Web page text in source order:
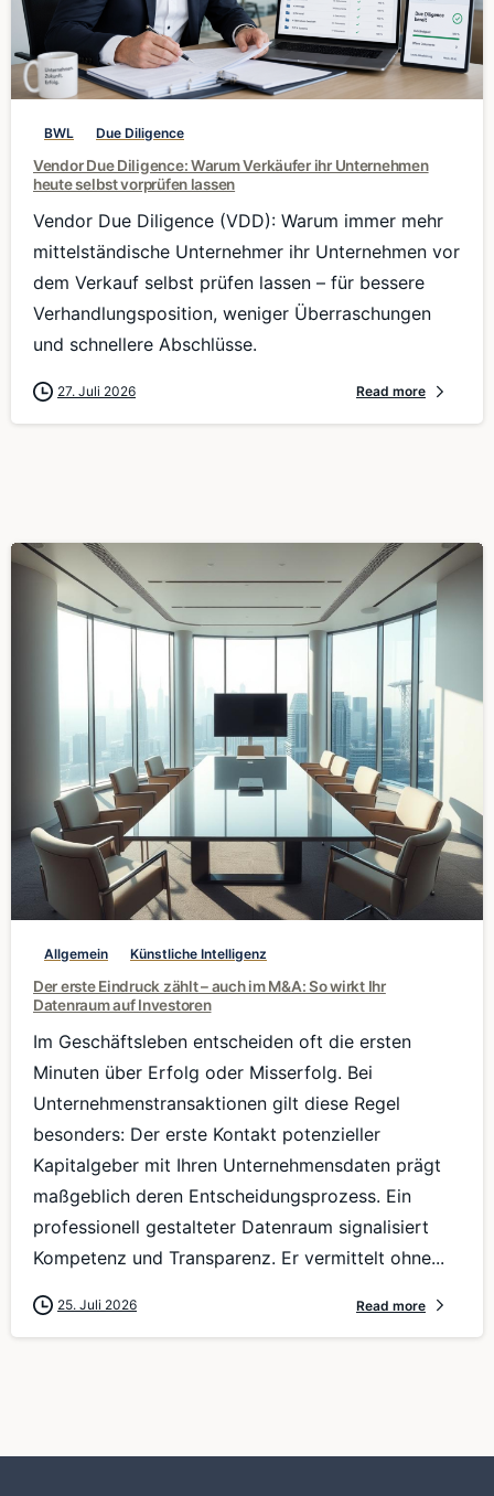
0
BWL Due Diligence
Vendor Due Diligence: Warum Verkäufer ihr Unternehmen
heute selbst vorprüfen lassen
Vendor Due Diligence (VDD): Warum immer mehr
mittelständische Unternehmer ihr Unternehmen vor
dem Verkauf selbst prüfen lassen – für bessere
Verhandlungsposition, weniger Überraschungen
und schnellere Abschlüsse.
27. Juli 2026 Read more
0
Allgemein Künstliche Intelligenz
Der erste Eindruck zählt – auch im M&A: So wirkt Ihr
Datenraum auf Investoren
Im Geschäftsleben entscheiden oft die ersten
Minuten über Erfolg oder Misserfolg. Bei
Unternehmenstransaktionen gilt diese Regel
besonders: Der erste Kontakt potenzieller
Kapitalgeber mit Ihren Unternehmensdaten prägt
maßgeblich deren Entscheidungsprozess. Ein
professionell gestalteter Datenraum signalisiert
Kompetenz und Transparenz. Er vermittelt ohne...
25. Juli 2026 Read more